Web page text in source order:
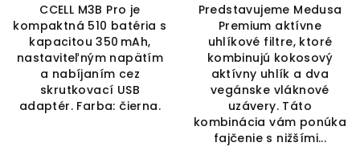
CCELL M3B Pro je
kompaktná 510 batéria s
kapacitou 350 mAh,
nastaviteľným napätím
a nabíjaním cez
skrutkovací USB
adaptér. Farba: čierna.
Predstavujeme Medusa
Premium aktívne
uhlíkové filtre, ktoré
kombinujú kokosový
aktívny uhlík a dva
vegánske vláknové
uzávery. Táto
kombinácia vám ponúka
fajčenie s nižšími...